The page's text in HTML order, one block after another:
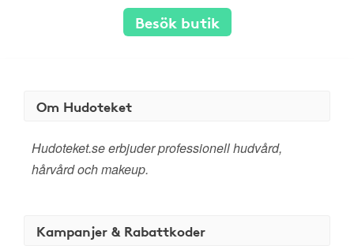
Besök butik
Om Hudoteket
Hudoteket.se erbjuder professionell hudvård,
hårvård och makeup.
Kampanjer & Rabattkoder